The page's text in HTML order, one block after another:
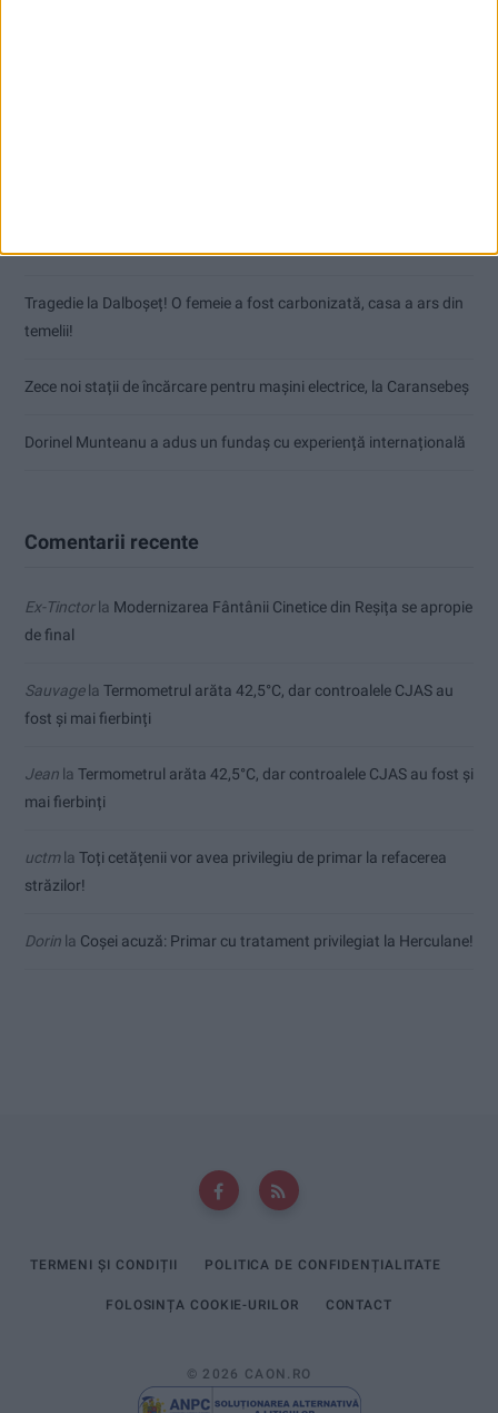
Tragedie la Dalboşeț! O femeie a fost carbonizată, casa a ars din
temelii!
Zece noi stații de încărcare pentru mașini electrice, la Caransebeș
Dorinel Munteanu a adus un fundaș cu experiență internațională
Comentarii recente
Ex-Tinctorla Modernizarea Fântânii Cinetice din Reșița se apropie
de final
Sauvagela Termometrul arăta 42,5°C, dar controalele CJAS au
fost și mai fierbinți
Jean la Termometrul arăta 42,5°C, dar controalele CJAS au fost și
mai fierbinți
uctmla Toți cetățenii vor avea privilegiu de primar la refacerea
străzilor!
Dorin la Coșei acuză: Primar cu tratament privilegiat la Herculane!
TERMENI ȘI CONDIȚII POLITICA DE CONFIDENȚIALITATE
FOLOSINȚA COOKIE-URILOR CONTACT
© 2026 CAON.RO